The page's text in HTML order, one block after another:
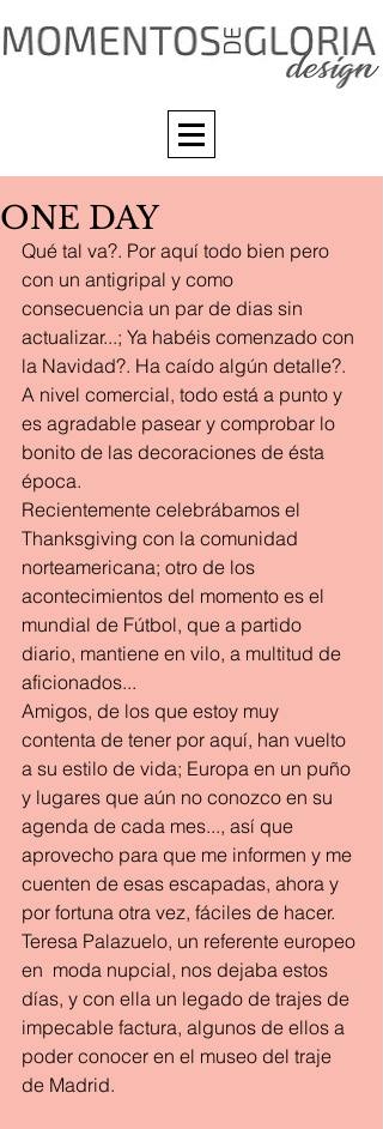
ONE DAY
Qué tal va?. Por aquí todo bien pero
con un antigripal y como
consecuencia un par de dias sin
actualizar...; Ya habéis comenzado con
la Navidad?. Ha caído algún detalle?.
A nivel comercial, todo está a punto y
es agradable pasear y comprobar lo
bonito de las decoraciones de ésta
época.
Recientemente celebrábamos el
Thanksgiving con la comunidad
norteamericana; otro de los
acontecimientos del momento es el
mundial de Fútbol, que a partido
diario, mantiene en vilo, a multitud de
aficionados...
Amigos, de los que estoy muy
contenta de tener por aquí, han vuelto
a su estilo de vida; Europa en un puño
y lugares que aún no conozco en su
agenda de cada mes..., así que
aprovecho para que me informen y me
cuenten de esas escapadas, ahora y
por fortuna otra vez, fáciles de hacer.
Teresa Palazuelo, un referente europeo
en  moda nupcial, nos dejaba estos
días, y con ella un legado de trajes de
impecable factura, algunos de ellos a
poder conocer en el museo del traje
de Madrid.